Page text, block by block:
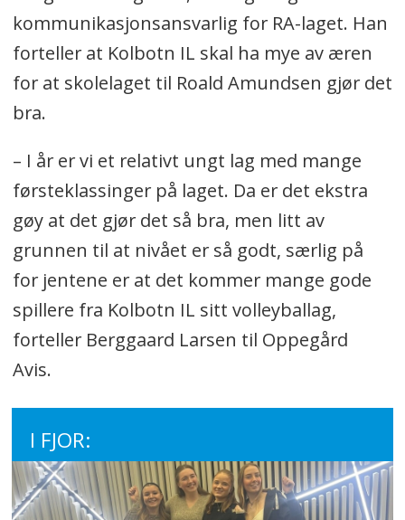
kommunikasjonsansvarlig for RA-laget. Han
forteller at Kolbotn IL skal ha mye av æren
for at skolelaget til Roald Amundsen gjør det
bra.
– I år er vi et relativt ungt lag med mange
førsteklassinger på laget. Da er det ekstra
gøy at det gjør det så bra, men litt av
grunnen til at nivået er så godt, særlig på
for jentene er at det kommer mange gode
spillere fra Kolbotn IL sitt volleyballag,
forteller Berggaard Larsen til Oppegård
Avis.
I FJOR: